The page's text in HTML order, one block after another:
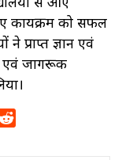
कार्यक्रम को सफल
प्राप्त ज्ञान एवं
एवं जागरूक